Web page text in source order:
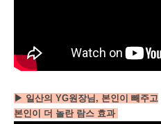
▶ 일산의 YG원장님, 본인이 빼주고
본인이 더 놀란 람스 효과